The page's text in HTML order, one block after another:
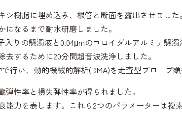
樹脂に埋め込み、根管と断面を露出させました。
なるまで耐水研磨しました。
りの懸濁液と0.04μmのコロイダルアルミナ懸濁
するために20分間超音波洗浄しました。
行い、動的機械的解析(DMA)を走査型プローブ
性率と損失弾性率が得られました。
能力を表します。これら2つのパラメーターは複